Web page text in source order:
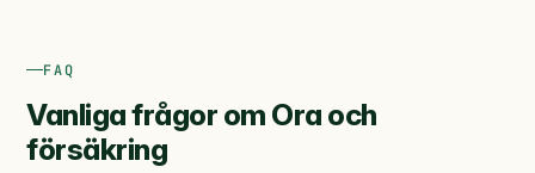
FAQ
Vanliga frågor om Ora och
försäkring